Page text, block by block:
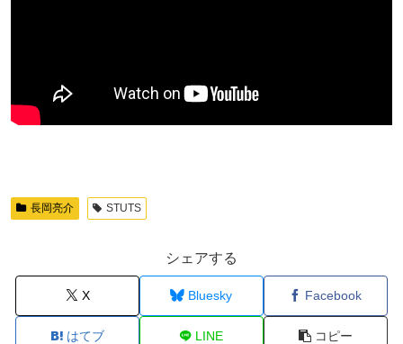
長岡亮介 STUTS
シェアする
X Bluesky Facebook
はてブ LINE コピー